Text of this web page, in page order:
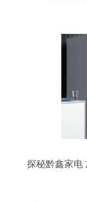
探秘黔鑫家电